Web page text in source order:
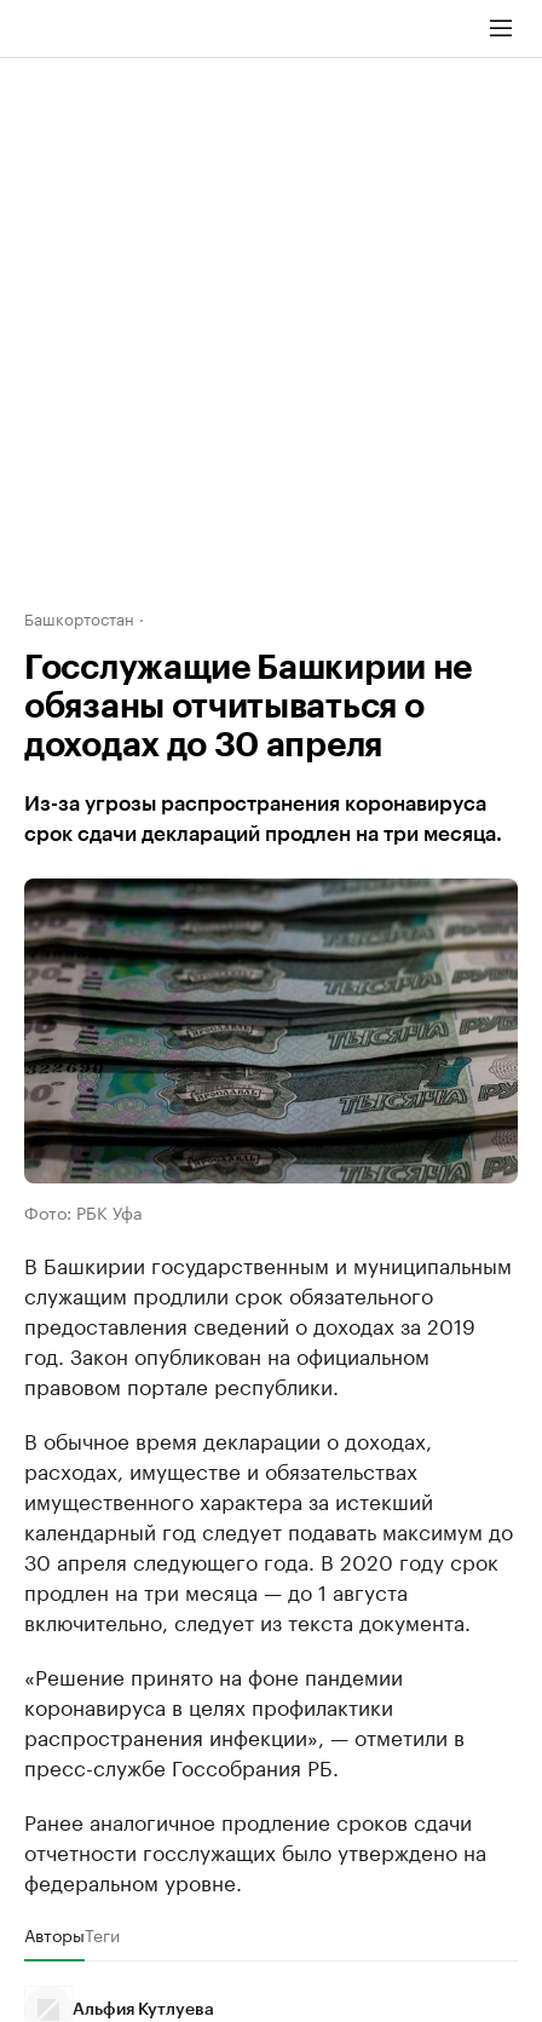
Башкортостан
Госслужащие Башкирии не
обязаны отчитываться о
доходах до 30 апреля
Из-за угрозы распространения коронавируса
срок сдачи деклараций продлен на три месяца.
Фото: РБК Уфа
В Башкирии государственным и муниципальным
служащим продлили срок обязательного
предоставления сведений о доходах за 2019
год. Закон опубликован на официальном
правовом портале республики.
В обычное время декларации о доходах,
расходах, имуществе и обязательствах
имущественного характера за истекший
календарный год следует подавать максимум до
30 апреля следующего года. В 2020 году срок
продлен на три месяца — до 1 августа
включительно, следует из текста документа.
«Решение принято на фоне пандемии
коронавируса в целях профилактики
распространения инфекции», — отметили в
пресс-службе Госсобрания РБ.
Ранее аналогичное продление сроков сдачи
отчетности госслужащих было утверждено на
федеральном уровне.
АвторыТеги
Альфия Кутлуева